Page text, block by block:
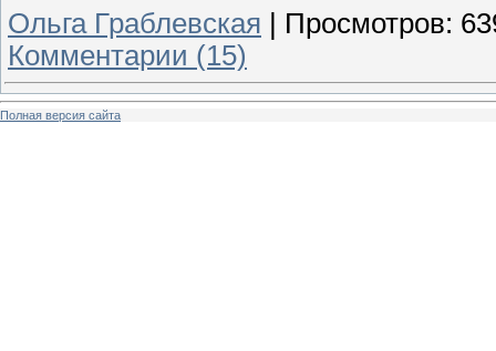
Ольга Граблевская
Просмотров:
Комментарии (15)
Полная версия сайта